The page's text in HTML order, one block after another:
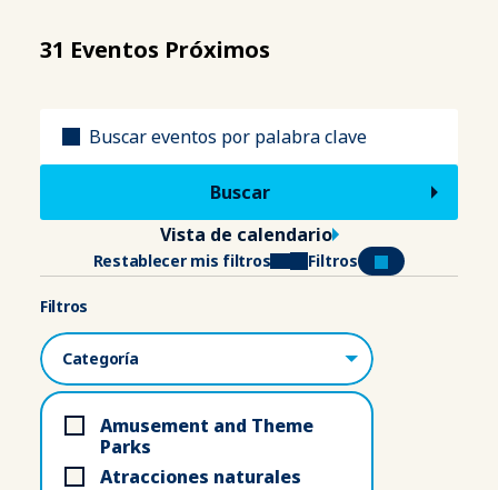
31 Eventos Próximos
Vista de calendario
Restablecer mis filtros Filtros
Filtros
Categorías
Amusement and Theme
Parks
Atracciones naturales